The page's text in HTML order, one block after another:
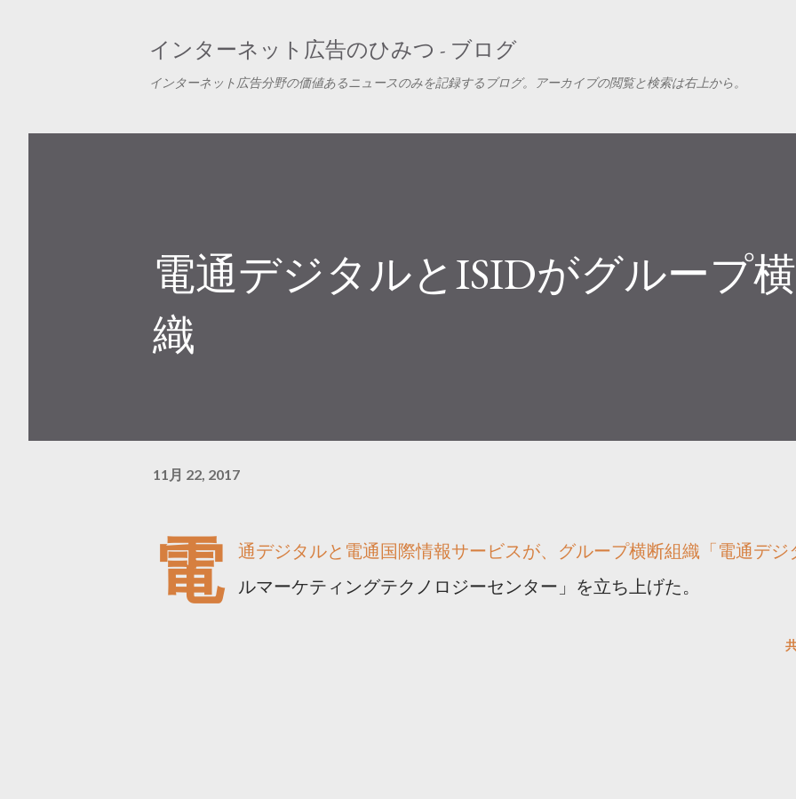
インターネット広告のひみつ - ブログ
インターネット広告分野の価値あるニュースのみを記録するブログ。アーカイブの閲覧と検索は右上から。
電通デジタルとISIDがグループ
織
11月 22, 2017
電
通デジタルと電通国際情報サービスが、グループ横断組織「電通デジ
ルマーケティングテクノロジーセンター」を立ち上げた。